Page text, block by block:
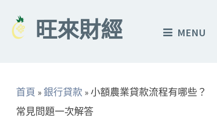
content
旺來財經 MENU
首頁 »銀行貸款 » 小額農業貸款流程有哪些？
常見問題一次解答